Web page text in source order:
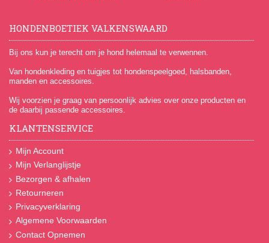
HONDENBOETIEK VALKENSWAARD
Bij ons kun je terecht om je hond helemaal te verwennen.
Van hondenkleding en tuigjes tot hondenspeelgoed, halsbanden,
manden en accessoires.
Wij voorzien je graag van persoonlijk advies over onze producten en
de daarbij passende accessoires.
KLANTENSERVICE
Mijn Account
Mijn Verlanglijstje
Bezorgen & afhalen
Retourneren
Privacyverklaring
Algemene Voorwaarden
Contact Opnemen